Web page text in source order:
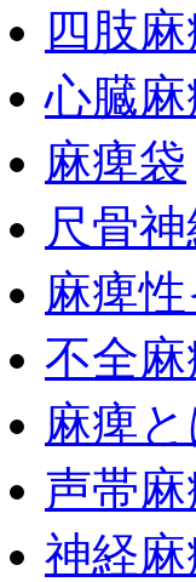
四肢
心臓麻
麻痺袋
尺骨
麻痺
不全麻
麻痺
声帯麻
神経麻